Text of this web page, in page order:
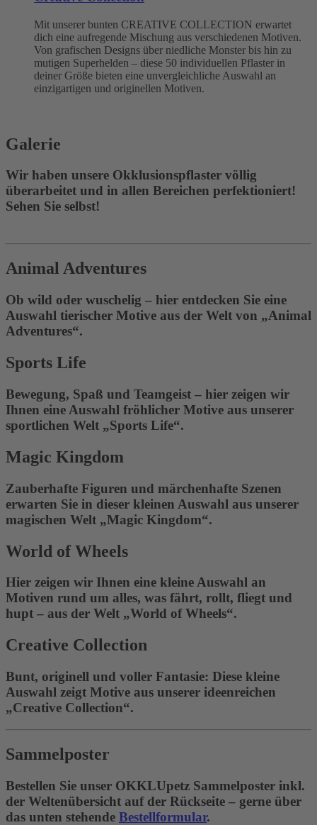
Mit unserer bunten CREATIVE COLLECTION erwartet
dich eine aufregende Mischung aus verschiedenen Motiven.
Von grafischen Designs über niedliche Monster bis hin zu
mutigen Superhelden – diese 50 individuellen Pflaster in
deiner Größe bieten eine unvergleichliche Auswahl an
einzigartigen und originellen Motiven.
Galerie
Wir haben unsere Okklusionspflaster völlig
überarbeitet und in allen Bereichen perfektioniert!
Sehen Sie selbst!
Animal Adventures
Ob wild oder wuschelig – hier entdecken Sie eine
Auswahl tierischer Motive aus der Welt von „Animal
Adventures“.
Sports Life
Bewegung, Spaß und Teamgeist – hier zeigen wir
Ihnen eine Auswahl fröhlicher Motive aus unserer
sportlichen Welt „Sports Life“.
Magic Kingdom
Zauberhafte Figuren und märchenhafte Szenen
erwarten Sie in dieser kleinen Auswahl aus unserer
magischen Welt „Magic Kingdom“.
World of Wheels
Hier zeigen wir Ihnen eine kleine Auswahl an
Motiven rund um alles, was fährt, rollt, fliegt und
hupt – aus der Welt „World of Wheels“.
Creative Collection
Bunt, originell und voller Fantasie: Diese kleine
Auswahl zeigt Motive aus unserer ideenreichen
„Creative Collection“.
Sammelposter
Bestellen Sie unser OKKLUpetz Sammelposter inkl.
der Weltenübersicht auf der Rückseite – gerne über
das unten stehende Bestellformular.